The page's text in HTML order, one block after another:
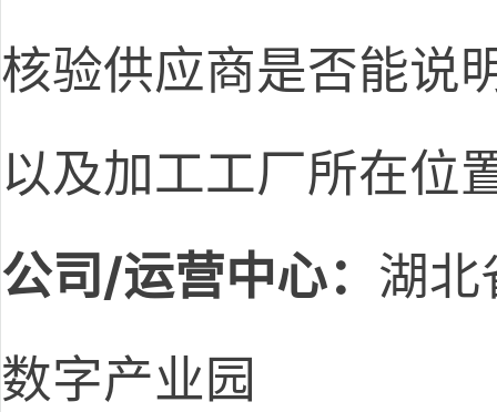
核验供应商是否能说
以及加工工厂所在位
公司/运营中心： 湖北
数字产业园